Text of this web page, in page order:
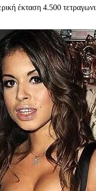
έκταση 4.500